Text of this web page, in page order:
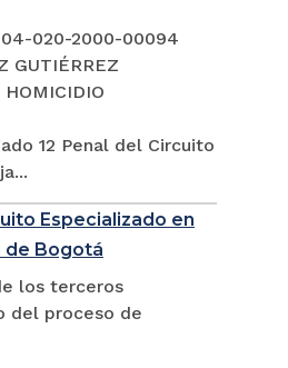
04-020-2000-00094
GUTIÉRREZ
12 Penal del Circuito
Especializado en
de Bogotá
los terceros
del proceso de